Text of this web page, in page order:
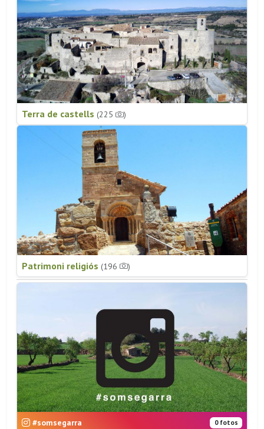
Terra de castells (225 )
Patrimoni religiós (196 )
#somsegarra 0 fotos